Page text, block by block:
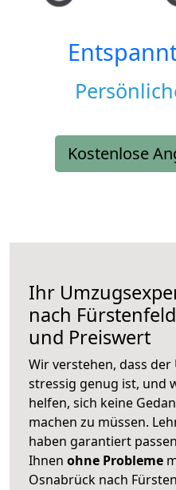
Kostenlose
Ihr
nach
und Preiswert
Wir verstehen, dass
stressig genug ist, und
helfen, sich keine
machen zu müssen.
haben garantiert
Ihnen ohne Probleme
Osnabrück nach